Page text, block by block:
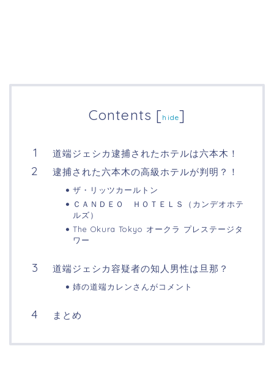
Contents [hide]
道端ジェシカ逮捕されたホテルは六本木！
逮捕された六本木の高級ホテルが判明？！
ザ・リッツカールトン
ＣＡＮＤＥＯ ＨＯＴＥＬＳ（カンデオホテ
ルズ）
The Okura Tokyo オークラ プレステージタ
ワー‎
道端ジェシカ容疑者の知人男性は旦那？
姉の道端カレンさんがコメント
まとめ